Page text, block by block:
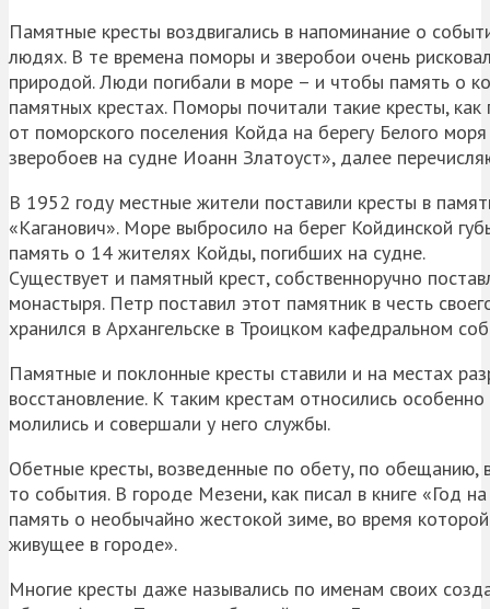
Памятные кресты воздвигались в напоминание о
людях. В те времена поморы и зверобои очень
природой. Люди погибали в море – и чтобы память о
памятных крестах. Поморы почитали такие кресты,
от поморского поселения Койда на берегу Белого
зверобоев на судне Иоанн Златоуст», далее
В 1952 году местные жители поставили кресты в
«Каганович». Море выбросило на берег Койдинской
память о 14 жителях Койды, погибших на судне.
Существует и памятный крест, собственноручно
монастыря. Петр поставил этот памятник в честь
хранился в Архангельске в Троицком кафедральном
Памятные и поклонные кресты ставили и на местах
восстановление. К таким крестам относились
молились и совершали у него службы.
Обетные кресты, возведенные по обету, по обещанию,
то события. В городе Мезени, как писал в книге «Год
память о необычайно жестокой зиме, во время
живущее в городе».
Многие кресты даже назывались по именам своих